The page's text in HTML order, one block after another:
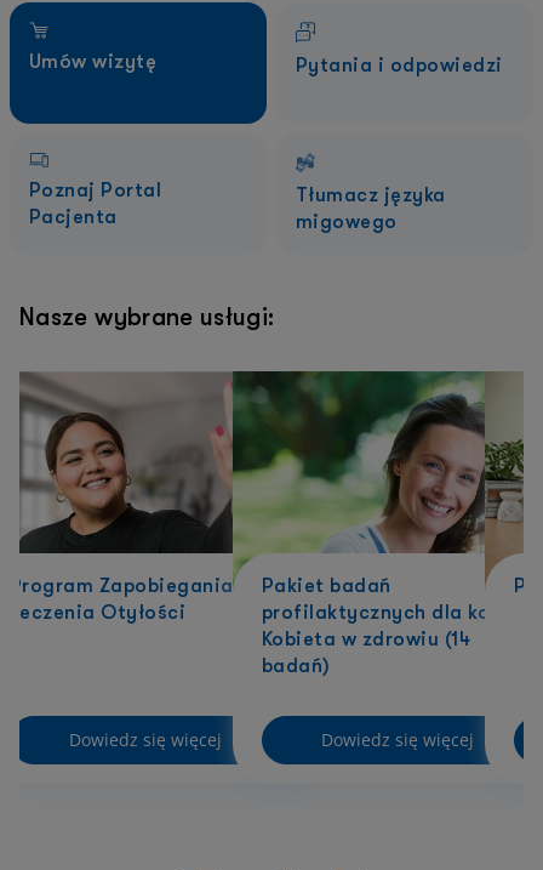
Umów wizytę Pytania i odpowiedzi
Poznaj Portal
Pacjenta
Tłumacz języka
migowego
Nasze wybrane usługi:
Program Zapobiegania i
Leczenia Otyłości
Dowiedz się więcej
Pakiet badań
profilaktycznych dla kobiet
Kobieta w zdrowiu (14
badań)
Dowiedz się więcej